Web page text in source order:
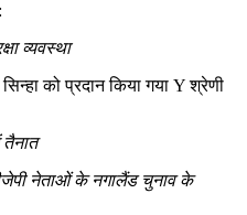
व्यवस्था
को प्रदान किया गया Y श्रेणी
तैनात
नेताओं के नगालैंड चुनाव के